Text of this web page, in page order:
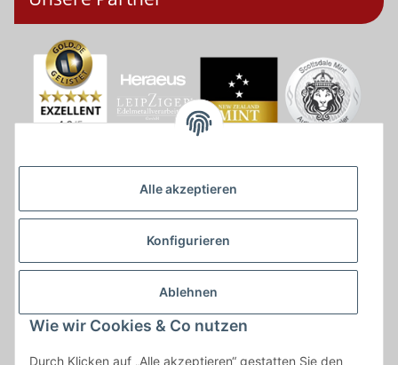
Alle akzeptieren
Konfigurieren
Ablehnen
Wie wir Cookies & Co nutzen
Durch Klicken auf „Alle akzeptieren“ gestatten Sie den
* * Lieferzeiten gelten ab Zahlungseingang und innerhalb